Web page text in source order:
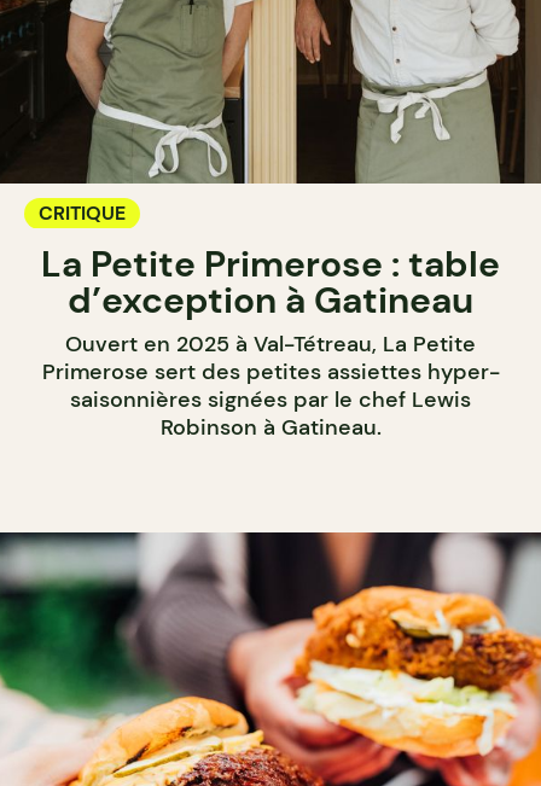
CRITIQUE
La Petite Primerose : table
d’exception à Gatineau
Ouvert en 2025 à Val-Tétreau, La Petite
Primerose sert des petites assiettes hyper-
saisonnières signées par le chef Lewis
Robinson à Gatineau.